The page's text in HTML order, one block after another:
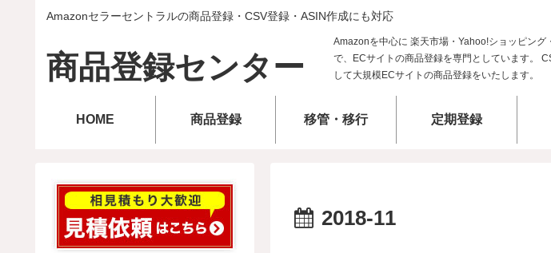
Amazonセラーセントラルの商品登録・CSV登録・ASIN作成にも対応
商品登録センター
HOME 商品登録 移管・移行 定期登録
2018-11